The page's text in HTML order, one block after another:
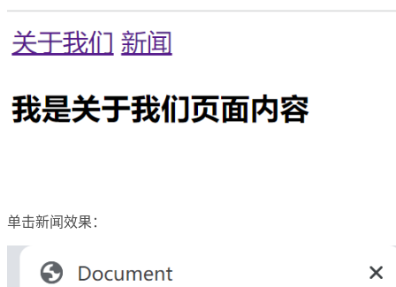
单击新闻效果：